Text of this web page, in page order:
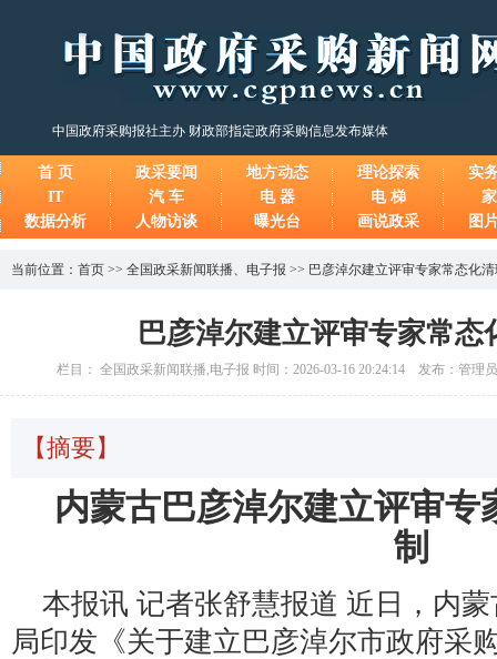
中国政府采购报社主办 财政部指定政府采购信息发布媒体
首 页 政采要闻 地方动态 理论探索
实
IT
汽 车 电 器 电 梯
数据分析
人物访谈 曝光台 画说政采 图
当前位置： 首页 >> 全国政采新闻联播、 电子报 >> 巴彦淖尔建立评审专家常态化
巴彦淖尔建立评审专家常态
栏目： 全国政采新闻联播,电子报 时间：2026-03-16 20:24:14 发布：管理
【摘要】
内蒙古巴彦淖尔建立评审专
制
本报讯 记者张舒慧报道 近日，内
局印发《关于建立巴彦淖尔市政府采